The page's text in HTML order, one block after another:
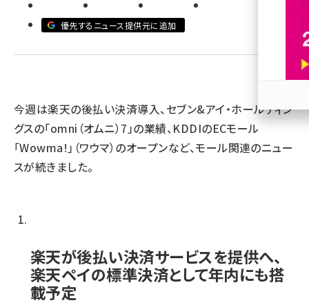
revico (740)
優先するニュース提供元に追加
今週は楽天の後払い決済導入、セブン&アイ・ホールディン
グスの「omni（オムニ）7」の業績、KDDIのECモール
｢Wowma!｣（ワウマ）のオープンなど、モール関連のニュー
スが続きました。
楽天が後払い決済サービスを提供へ、
楽天ペイの標準決済として年内にも搭
載予定
参